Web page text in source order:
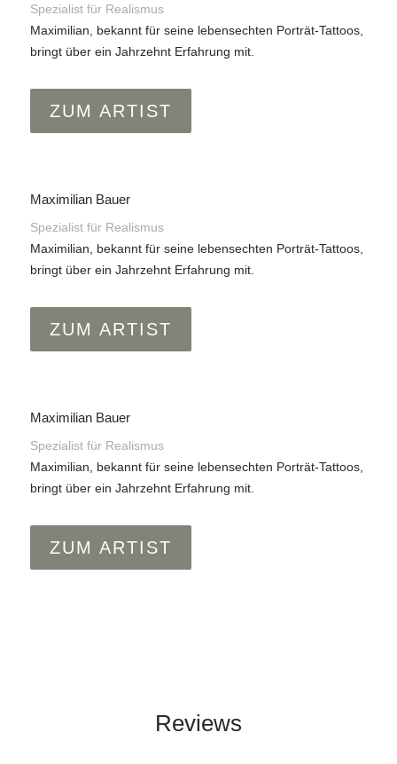
Spezialist für Realismus
Maximilian, bekannt für seine lebensechten Porträt-Tattoos,
bringt über ein Jahrzehnt Erfahrung mit.
ZUM ARTIST
Maximilian Bauer
Spezialist für Realismus
Maximilian, bekannt für seine lebensechten Porträt-Tattoos,
bringt über ein Jahrzehnt Erfahrung mit.
ZUM ARTIST
Maximilian Bauer
Spezialist für Realismus
Maximilian, bekannt für seine lebensechten Porträt-Tattoos,
bringt über ein Jahrzehnt Erfahrung mit.
ZUM ARTIST
Reviews